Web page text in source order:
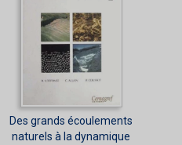
Des grands écoulements
naturels à la dynamique